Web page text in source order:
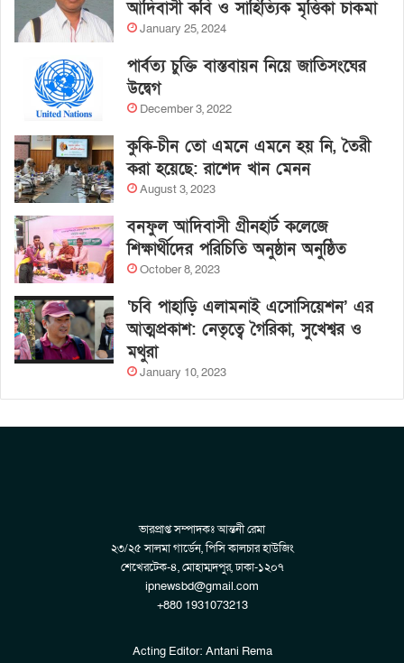
আদিবাসী কবি ও সাহিত্যিক মৃত্তিকা চাকমা
January 25, 2024
পার্বত্য চুক্তি বাস্তবায়ন নিয়ে জাতিসংঘের
উদ্বেগ
December 3, 2022
কুকি-চীন তো এমনে এমনে হয় নি, তৈরী
করা হয়েছে: রাশেদ খান মেনন
August 3, 2023
বনফুল আদিবাসী গ্রীনহার্ট কলেজে
শিক্ষার্থীদের পরিচিতি অনুষ্ঠান অনুষ্ঠিত
October 8, 2023
‘চবি পাহাড়ি এলামনাই এসোসিয়েশন’ এর
আত্মপ্রকাশ: নেতৃত্বে গৈরিকা, সুখেশ্বর ও
মথুরা
January 10, 2023
ভারপ্রাপ্ত সম্পাদকঃ আন্তনী রেমা
২৩/২৫ সালমা গার্ডেন, পিসি কালচার হাউজিং
শেখেরটেক-৪, মোহাম্মদপুর, ঢাকা-১২০৭
ipnewsbd@gmail.com
+880 1931073213
Acting Editor: Antani Rema